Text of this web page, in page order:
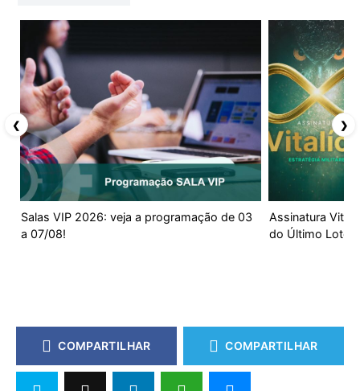
Salas VIP 2026: veja a programação de 03
a 07/08!
Assinatura
do Último Lote!
❮ ❯
COMPARTILHAR COMPARTILHAR